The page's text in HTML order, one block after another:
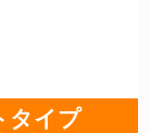
タイプ